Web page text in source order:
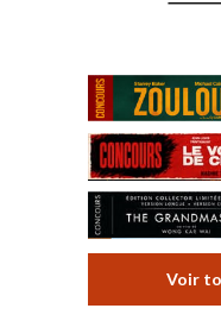
Voir